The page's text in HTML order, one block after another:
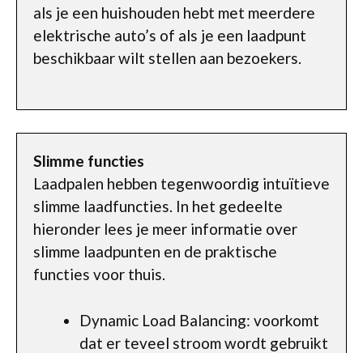
als je een huishouden hebt met meerdere
elektrische auto’s of als je een laadpunt
beschikbaar wilt stellen aan bezoekers.
Slimme functies
Laadpalen hebben tegenwoordig intuïtieve
slimme laadfuncties. In het gedeelte
hieronder lees je meer informatie over
slimme laadpunten en de praktische
functies voor thuis.
Dynamic Load Balancing: voorkomt
dat er teveel stroom wordt gebruikt